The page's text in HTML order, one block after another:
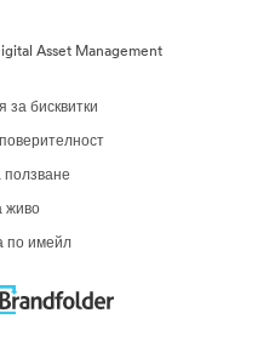
Asset Management
за бисквитки
ползване
живо
по имейл